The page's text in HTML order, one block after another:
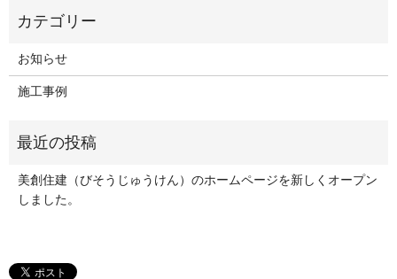
お知らせ
施工事例
美創住建（びそうじゅうけん）のホームページを新しくオープン
しました。